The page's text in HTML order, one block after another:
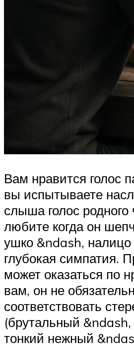
Вам нравится голос
вы испытываете
слыша голос родного
любите когда он
ушко &ndash,
глубокая симпатия.
может оказаться по
вам, он не
соответствовать
(брутальный
тонкий нежный